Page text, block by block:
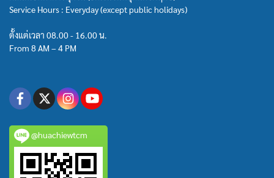
Service Hours : Everyday (except public holidays)
ตั้งแต่เวลา 08.00 - 16.00 น.
From 8 AM – 4 PM
@huachiewtcm